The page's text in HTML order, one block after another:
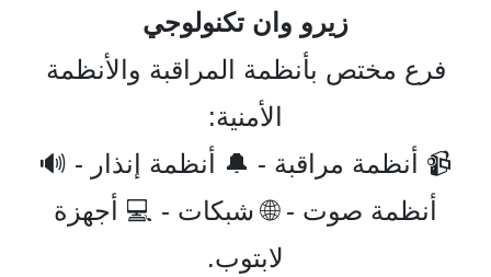
زيرو وان تكنولوجي
فرع مختص بأنظمة المراقبة والأنظمة
الأمنية:
📹 أنظمة مراقبة - 🔔 أنظمة إنذار - 🔊
أنظمة صوت - 🌐 شبكات - 💻 أجهزة
لابتوب.